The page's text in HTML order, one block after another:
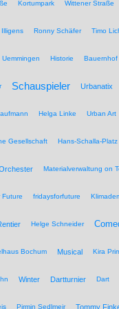
Kortumpark Wittener Straße
Ronny Schäfer Timo
Historie Bauernhof
Schauspieler Urbanatix
Helga Linke Urban Art
Gesellschaft Hans-Schalla-Platz
Materialverwaltung on
Future fridaysforfuture
Helge Schneider
Bochum Musical Kira
Winter Dartturnier Dart
Pirmin Sedlmeir Tommy